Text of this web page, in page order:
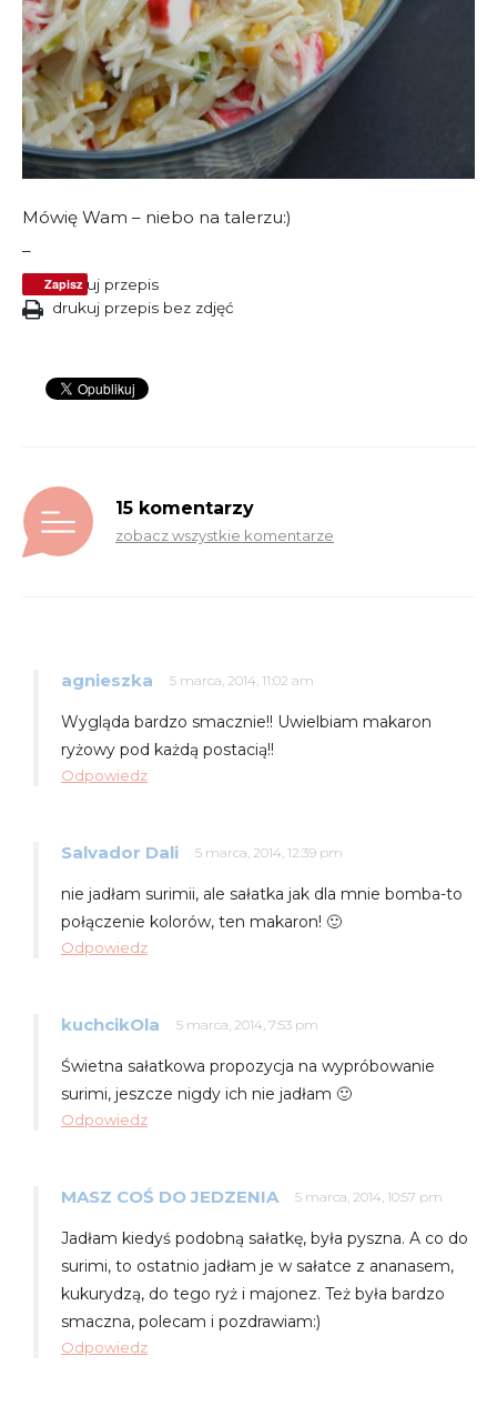
Mówię Wam – niebo na talerzu:)
–
Zapisz
drukuj przepis
drukuj przepis bez zdjęć
15 komentarzy
zobacz wszystkie komentarze
agnieszka 5 marca, 2014, 11:02 am
Wygląda bardzo smacznie!! Uwielbiam makaron
ryżowy pod każdą postacią!!
Odpowiedz
Salvador Dali 5 marca, 2014, 12:39 pm
nie jadłam surimii, ale sałatka jak dla mnie bomba-to
połączenie kolorów, ten makaron! 🙂
Odpowiedz
kuchcikOla 5 marca, 2014, 7:53 pm
Świetna sałatkowa propozycja na wypróbowanie
surimi, jeszcze nigdy ich nie jadłam 🙂
Odpowiedz
MASZ COŚ DO JEDZENIA 5 marca, 2014, 10:57 pm
Jadłam kiedyś podobną sałatkę, była pyszna. A co do
surimi, to ostatnio jadłam je w sałatce z ananasem,
kukurydzą, do tego ryż i majonez. Też była bardzo
smaczna, polecam i pozdrawiam:)
Odpowiedz